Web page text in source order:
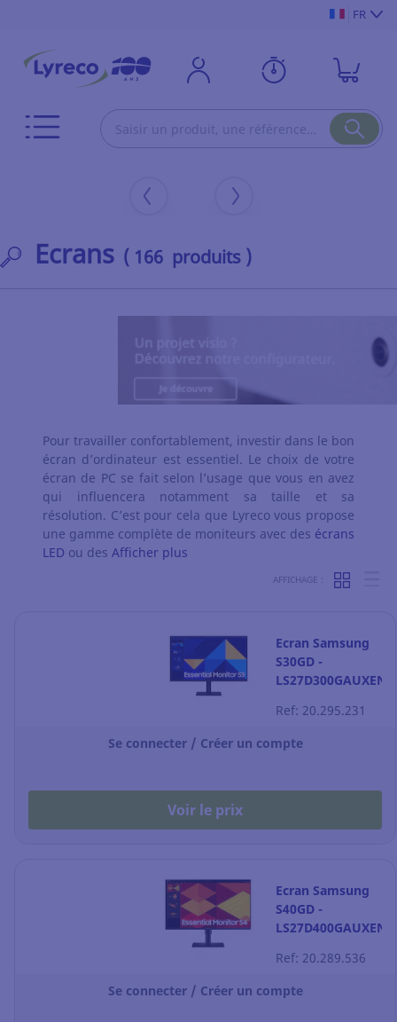
FR
Ecrans ( 166 produits )
Pour travailler confortablement, investir dans le bon
écran d’ordinateur est essentiel. Le choix de votre
écran de PC se fait selon l’usage que vous en avez
qui influencera notamment sa taille et sa
résolution. C’est pour cela que Lyreco vous propose
une gamme complète de moniteurs avec des écrans
LED ou des Afficher plus
AFFICHAGE :
Ecran Samsung
S30GD -
LS27D300GAUXEN
Ref: 20.295.231
Se connecter / Créer un compte
Voir le prix
Ecran Samsung
S40GD -
LS27D400GAUXEN
Ref: 20.289.536
Se connecter / Créer un compte